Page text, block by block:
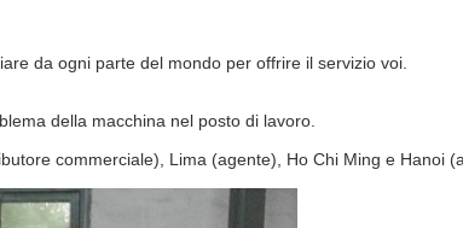
da ogni parte del mondo per offrire il servizio voi.
della macchina nel posto di lavoro.
commerciale), Lima (agente), Ho Chi Ming e Hanoi